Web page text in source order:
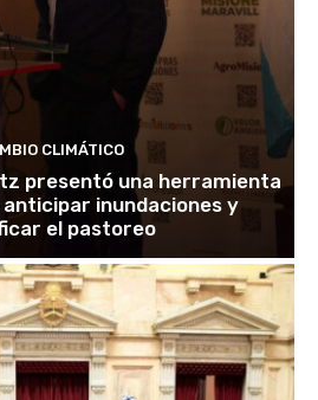
CLIMÁTICO
presentó una herramienta
anticipar inundaciones y
el pastoreo